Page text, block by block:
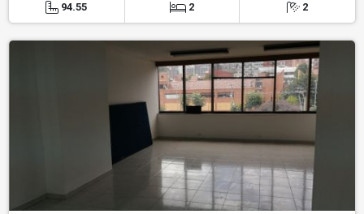
94.55 2 2